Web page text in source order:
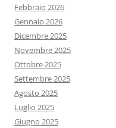
Febbraio 2026
Gennaio 2026
Dicembre 2025
Novembre 2025
Ottobre 2025
Settembre 2025
Agosto 2025
Luglio 2025
Giugno 2025